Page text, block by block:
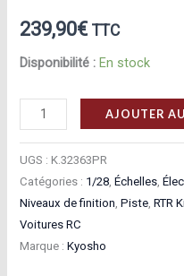
239,90€ TTC
Disponibilité : En stock
quantité
de
Kyosho
Mini‑Z
RWD
Porsche
962C
AJOUTER
UGS :K.32363PR
Catégories : 1/28 ,Échelles ,
Niveaux de finition ,Piste ,RTR
Voitures RC
Marque :Kyosho